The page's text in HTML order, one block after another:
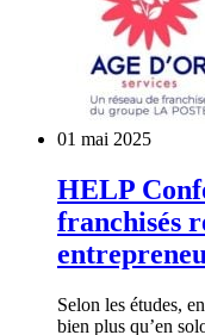
01 mai 2025
HELP
franchisés
Selon les études,
bien plus qu’en